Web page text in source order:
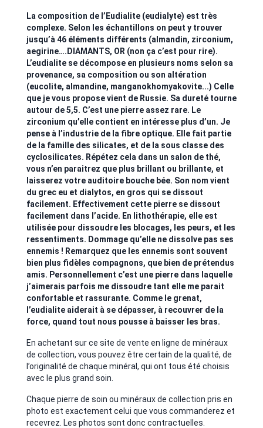
La composition de l’Eudialite (eudialyte) est très
complexe. Selon les échantillons on peut y trouver
jusqu’à 46 éléments différents (almandin, zirconium,
aegirine….DIAMANTS, OR (non ça c’est pour rire).
L’eudialite se décompose en plusieurs noms selon sa
provenance, sa composition ou son altération
(eucolite, almandine, manganokhomyakovite...) Celle
que je vous propose vient de Russie. Sa dureté tourne
autour de 5,5. C’est une pierre assez rare. Le
zirconium qu’elle contient en intéresse plus d’un. Je
pense à l’industrie de la fibre optique. Elle fait partie
de la famille des silicates, et de la sous classe des
cyclosilicates. Répétez cela dans un salon de thé,
vous n’en paraitrez que plus brillant ou brillante, et
laisserez votre auditoire bouche bée. Son nom vient
du grec eu et dialytos, en gros qui se dissout
facilement. Effectivement cette pierre se dissout
facilement dans l’acide. En lithothérapie, elle est
utilisée pour dissoudre les blocages, les peurs, et les
ressentiments. Dommage qu’elle ne dissolve pas ses
ennemis ! Remarquez que les ennemis sont souvent
bien plus fidèles compagnons, que bien de prétendus
amis. Personnellement c’est une pierre dans laquelle
j’aimerais parfois me dissoudre tant elle me parait
confortable et rassurante. Comme le grenat,
l’eudialite aiderait à se dépasser, à recouvrer de la
force, quand tout nous pousse à baisser les bras.
En achetant sur ce site de vente en ligne de minéraux
de collection, vous pouvez être certain de la qualité, de
l’originalité de chaque minéral, qui ont tous été choisis
avec le plus grand soin.
Chaque pierre de soin ou minéraux de collection pris en
photo est exactement celui que vous commanderez et
recevrez. Les photos sont donc contractuelles.